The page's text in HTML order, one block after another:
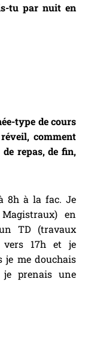
tu par nuit en
type de cours
comment
repas, de fin,
8h à la fac. Je
en
TD (travaux
17h et je
je me douchais
je prenais une